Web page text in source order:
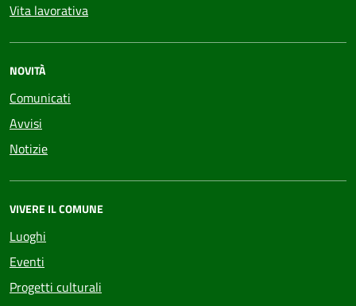
Vita lavorativa
NOVITÀ
Comunicati
Avvisi
Notizie
VIVERE IL COMUNE
Luoghi
Eventi
Progetti culturali